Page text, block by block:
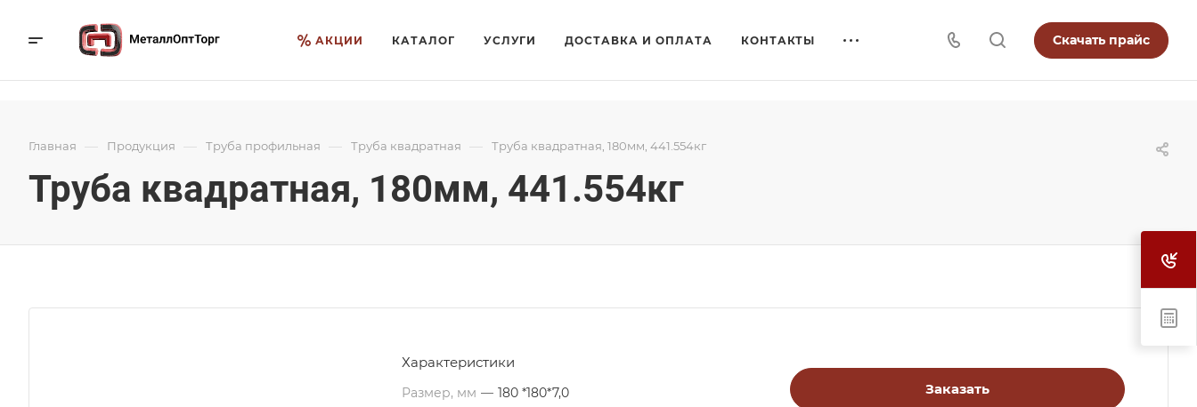
АКЦИИ КАТАЛОГ УСЛУГИ ДОСТАВКА И ОПЛАТА КОНТАКТЫ Скачать прайс
Главная — Продукция — Труба профильная — Труба квадратная — Труба квадратная, 180мм, 441.554кг
Труба квадратная, 180мм, 441.554кг
Характеристики
Размер, мм — 180 *180*7,0
Заказать